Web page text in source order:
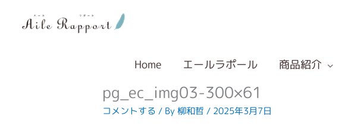
Home エールラポール 商品紹介
pg_ec_img03-300×61
コメントする / By柳和哲/ 2025年3月7日